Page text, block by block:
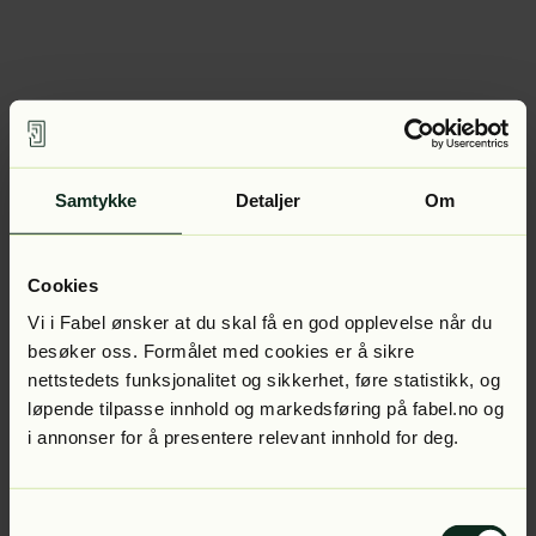
Samtykke Detaljer Om
Cookies
Vi i Fabel ønsker at du skal få en god opplevelse når du
besøker oss. Formålet med cookies er å sikre
nettstedets funksjonalitet og sikkerhet, føre statistikk, og
løpende tilpasse innhold og markedsføring på fabel.no og
i annonser for å presentere relevant innhold for deg.